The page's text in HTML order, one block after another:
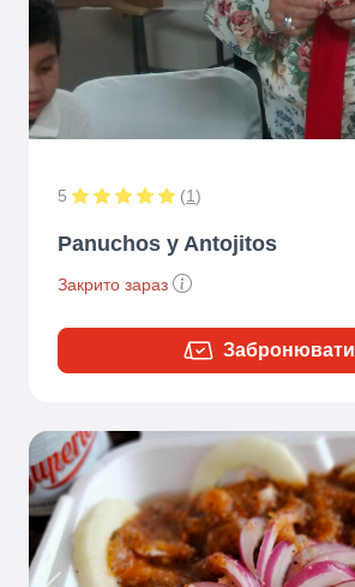
5 (1)
Panuchos y Antojitos
Закрито зараз
Забронювати